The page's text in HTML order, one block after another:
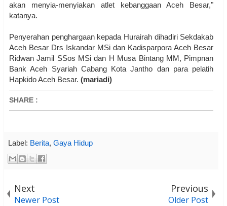
akan menyia-menyiakan atlet kebanggaan Aceh Besar,"
katanya.
Penyerahan penghargaan kepada Hurairah dihadiri Sekdakab
Aceh Besar Drs Iskandar MSi dan Kadisparpora Aceh Besar
Ridwan Jamil SSos MSi dan H Musa Bintang MM, Pimpnan
Bank Aceh Syariah Cabang Kota Jantho dan para pelatih
Hapkido Aceh Besar. (mariadi)
SHARE :
Label: Berita, Gaya Hidup
Next
Newer Post
Previous
Older Post